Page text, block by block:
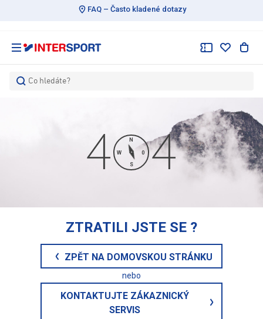
FAQ – Často kladené dotazy
Co hledáte?
N
0
S
W
ZTRATILI JSTE SE ?
ZPĚT NA DOMOVSKOU STRÁNKU
nebo
KONTAKTUJTE ZÁKAZNICKÝ
SERVIS